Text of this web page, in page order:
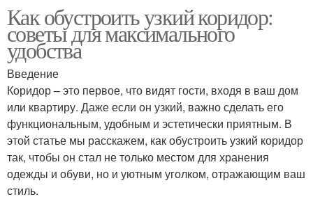
Как обустроить узкий коридор:
советы для максимального
удобства
Введение
Коридор – это первое, что видят гости, входя в ваш дом
или квартиру. Даже если он узкий, важно сделать его
функциональным, удобным и эстетически приятным. В
этой статье мы расскажем, как обустроить узкий коридор
так, чтобы он стал не только местом для хранения
одежды и обуви, но и уютным уголком, отражающим ваш
стиль.